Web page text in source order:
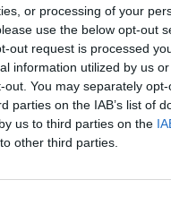
or processing of your
use the below opt-out
out request is processed
information utilized by us
You may separately
parties on the IAB’s list of
us to third parties on the
other third parties.
el15,1%de las
delMarketplace. Por
al
de la
ejercicio. Además, el
la alianza con
Rivas-Vaciamadrid y